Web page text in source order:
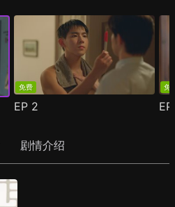
免费
EP 2
免
剧情介绍